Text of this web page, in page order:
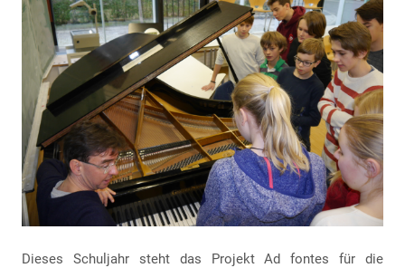
Dieses Schuljahr steht das Projekt Ad fontes für die